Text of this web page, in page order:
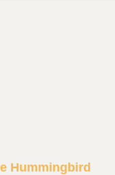
Hummingbird